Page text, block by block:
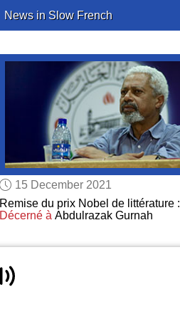
News in Slow French
15 December 2021
Remise du prix Nobel de littérature :
Décerné àAbdulrazak Gurnah